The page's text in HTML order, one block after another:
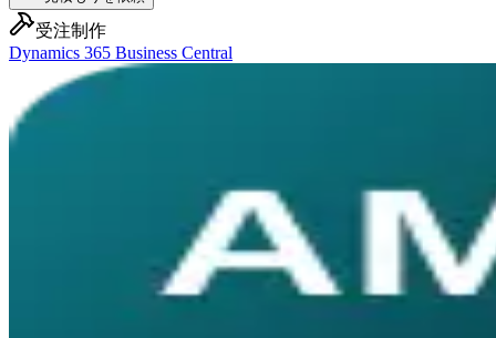
受注制作
Dynamics 365 Business Central